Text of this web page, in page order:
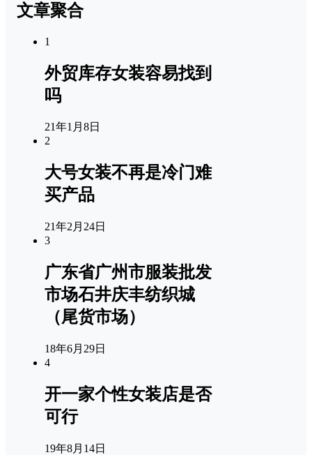
文章聚合
1
外贸库存女装容易找到
吗
21年1月8日
2
大号女装不再是冷门难
买产品
21年2月24日
3
广东省广州市服装批发
市场石井庆丰纺织城
（尾货市场）
18年6月29日
4
开一家个性女装店是否
可行
19年8月14日